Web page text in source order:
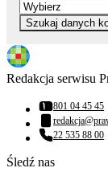
Szukaj danych
Redakcja serwisu
Numer telefonu:
801 04 45 45
Adres email:
Numer telefonu:
22 535 88 00
Śledź nas